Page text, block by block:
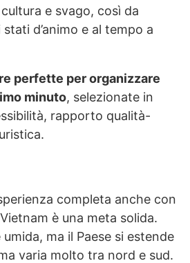
e svago, così da
d’animo e al tempo a
perfette per organizzare
minuto, selezionate in
rapporto qualità-
completa anche con
è una meta solida.
ma il Paese si estende
varia molto tra nord e sud.